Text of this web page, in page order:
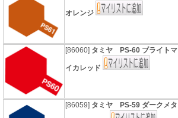
オレンジ
[86060] タミヤ PS-60 ブライトマ
イカレッド
[86059] タミヤ PS-59 ダークメタ